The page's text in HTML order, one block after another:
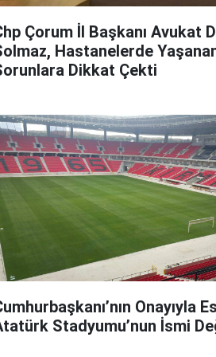
Çorum İl Başkanı Avukat
Hastanelerde
Dikkat Çekti
Onayıyla
Stadyumu’nun İsmi